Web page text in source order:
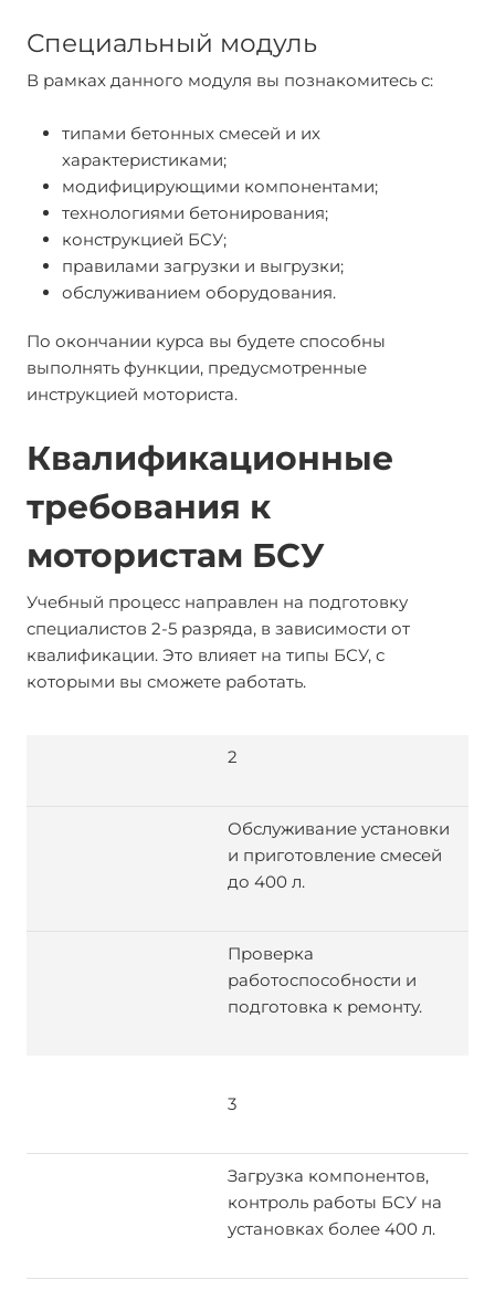
Специальный модуль
В рамках данного модуля вы познакомитесь с:
типами бетонных смесей и их
характеристиками;
модифицирующими компонентами;
технологиями бетонирования;
конструкцией БСУ;
правилами загрузки и выгрузки;
обслуживанием оборудования.
По окончании курса вы будете способны
выполнять функции, предусмотренные
инструкцией моториста.
Квалификационные
требования к
мотористам БСУ
Учебный процесс направлен на подготовку
специалистов 2-5 разряда, в зависимости от
квалификации. Это влияет на типы БСУ, с
которыми вы сможете работать.
2
Обслуживание установки
и приготовление смесей
до 400 л.
Проверка
работоспособности и
подготовка к ремонту.
3
Загрузка компонентов,
контроль работы БСУ на
установках более 400 л.